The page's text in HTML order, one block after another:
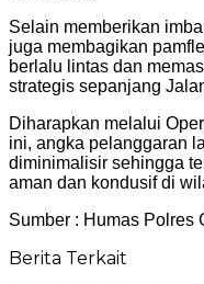
Selain memberikan
juga membagikan
berlalu lintas dan
strategis sepanjang
Diharapkan melalui
ini, angka pelanggaran
diminimalisir sehingga
aman dan kondusif di
Sumber : Humas Polres
Berita Terkait